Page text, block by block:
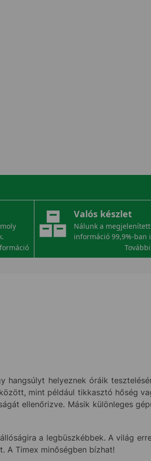
Valós készlet
Nálunk a
információ 99,9%-ban
hangsúlyt helyeznek óráik
mint például tikkasztó hőség
ellenőrizve. Másik különleges
a legbüszkébbek. A világ
A Timex minőségben bízhat!